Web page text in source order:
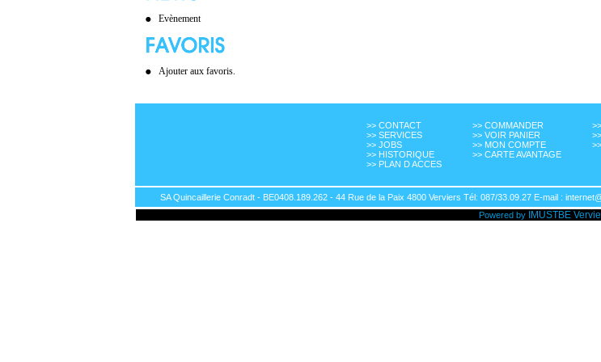
Evènement
Ajouter aux favoris.
>> CONTACT
>> SERVICES
>> JOBS
>> HISTORIQUE
>> PLAN D ACCES
>> COMMANDER
>> VOIR PANIER
>> MON COMPTE
>> CARTE AVANTAGE
SA Quincaillerie Conradt - BE0408.189.262 - 44 Rue de la Paix 4800 Verviers Tél: 087/33.09.27 E-mail :
Powered by
IMUSTBE